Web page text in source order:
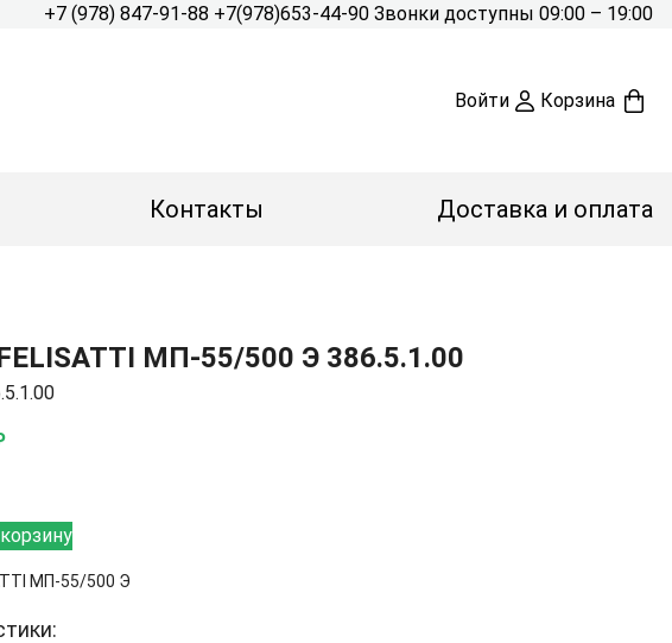
+7 (978) 847-91-88 +7(978)653-44-90 Звонки доступны 09:00 – 19:00
Войти Корзина
Контакты Доставка и оплата
МП-55/500 Э 386.5.1.00
МП-55/500 Э